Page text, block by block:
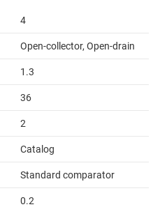
4
Open-collector, Open-drain
1.3
36
2
Catalog
Standard comparator
0.2